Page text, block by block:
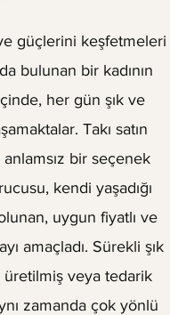
güçlerini keşfetmeleri
bulunan bir kadının
her gün şık ve
Takı satın
bir seçenek
kendi yaşadığı
uygun fiyatlı ve
amaçladı. Sürekli şık
üretilmiş veya tedarik
zamanda çok yönlü